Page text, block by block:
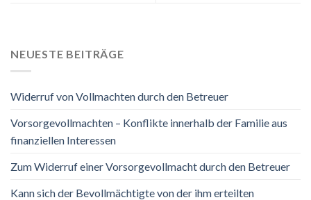
NEUESTE BEITRÄGE
Widerruf von Vollmachten durch den Betreuer
Vorsorgevollmachten – Konflikte innerhalb der Familie aus
finanziellen Interessen
Zum Widerruf einer Vorsorgevollmacht durch den Betreuer
Kann sich der Bevollmächtigte von der ihm erteilten